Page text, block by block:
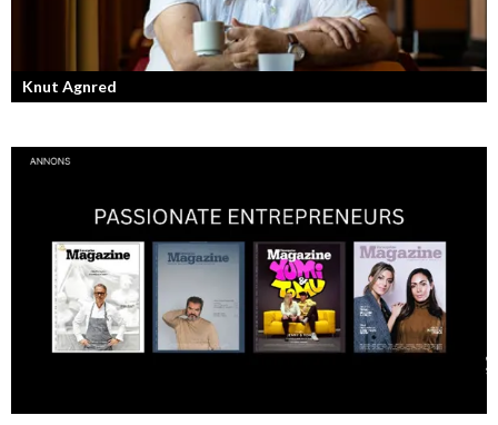
Knut Agnred
Knut Agnred är mannen och den tidlösa legenden inom spektakulära